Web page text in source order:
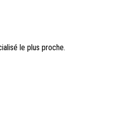
le plus proche.